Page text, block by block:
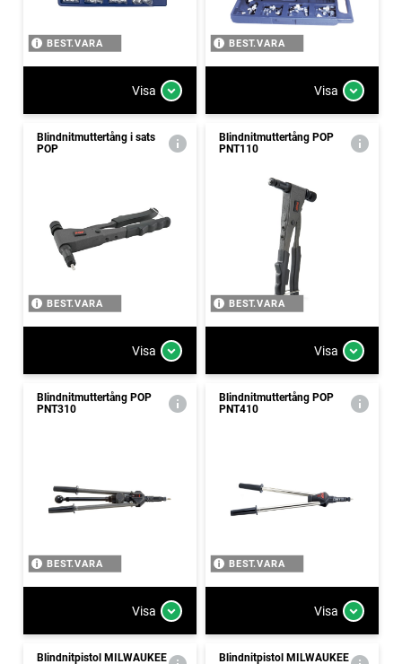
BEST.VARA
Visa
BEST.VARA
Visa
Blindnitmuttertång i sats
POP
BEST.VARA
Visa
Blindnitmuttertång POP
PNT110
BEST.VARA
Visa
Blindnitmuttertång POP
PNT310
BEST.VARA
Visa
Blindnitmuttertång POP
PNT410
BEST.VARA
Visa
Blindnitpistol MILWAUKEE
Blindnitpistol MILWAUKEE